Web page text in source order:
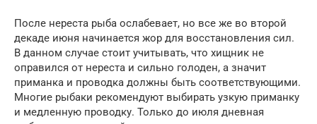
После нереста рыба ослабевает, но все же во второй
декаде июня начинается жор для восстановления сил.
В данном случае стоит учитывать, что хищник не
оправился от нереста и сильно голоден, а значит
приманка и проводка должны быть соответствующими.
Многие рыбаки рекомендуют выбирать узкую приманку
и медленную проводку. Только до июля дневная